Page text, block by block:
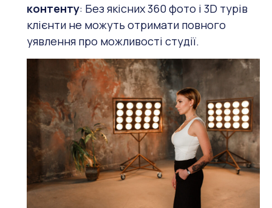
контенту: Без якісних 360 фото і 3D турів
клієнти не можуть отримати повного
уявлення про можливості студії.